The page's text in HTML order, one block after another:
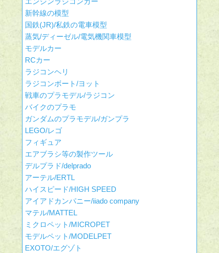
新幹線の模型
国鉄(JR)/私鉄の電車模型
蒸気/ディーゼル/電気機関車模型
モデルカー
RCカー
ラジコンヘリ
ラジコンボート/ヨット
戦車のプラモデル/ラジコン
バイクのプラモ
ガンダムのプラモデル/ガンプラ
LEGO/レゴ
フィギュア
エアブラシ等の製作ツール
デルプラド/delprado
アーテル/ERTL
ハイスピード/HIGH SPEED
アイアドカンパニー/iiado company
マテル/MATTEL
ミクロペット/MICROPET
モデルペット/MODELPET
EXOTO/エグゾト